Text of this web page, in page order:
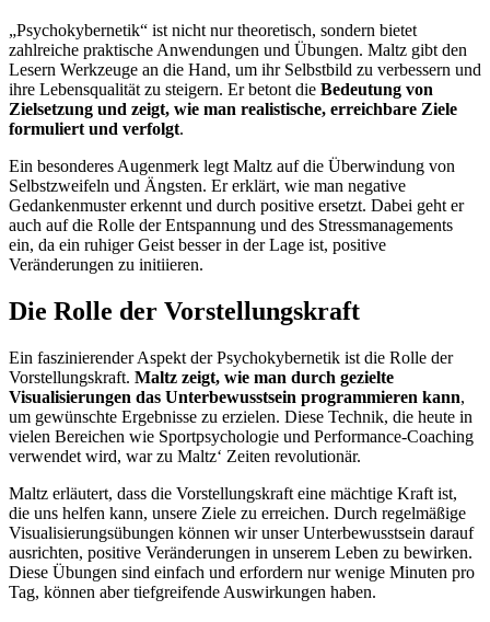
„Psychokybernetik“ ist nicht nur theoretisch, sondern bietet
zahlreiche praktische Anwendungen und Übungen. Maltz gibt den
Lesern Werkzeuge an die Hand, um ihr Selbstbild zu verbessern und
ihre Lebensqualität zu steigern. Er betont die Bedeutung von
Zielsetzung und zeigt, wie man realistische, erreichbare Ziele
formuliert und verfolgt.
Ein besonderes Augenmerk legt Maltz auf die Überwindung von
Selbstzweifeln und Ängsten. Er erklärt, wie man negative
Gedankenmuster erkennt und durch positive ersetzt. Dabei geht er
auch auf die Rolle der Entspannung und des Stressmanagements
ein, da ein ruhiger Geist besser in der Lage ist, positive
Veränderungen zu initiieren.
Die Rolle der Vorstellungskraft
Ein faszinierender Aspekt der Psychokybernetik ist die Rolle der
Vorstellungskraft. Maltz zeigt, wie man durch gezielte
Visualisierungen das Unterbewusstsein programmieren kann,
um gewünschte Ergebnisse zu erzielen. Diese Technik, die heute in
vielen Bereichen wie Sportpsychologie und Performance-Coaching
verwendet wird, war zu Maltz‘ Zeiten revolutionär.
Maltz erläutert, dass die Vorstellungskraft eine mächtige Kraft ist,
die uns helfen kann, unsere Ziele zu erreichen. Durch regelmäßige
Visualisierungsübungen können wir unser Unterbewusstsein darauf
ausrichten, positive Veränderungen in unserem Leben zu bewirken.
Diese Übungen sind einfach und erfordern nur wenige Minuten pro
Tag, können aber tiefgreifende Auswirkungen haben.